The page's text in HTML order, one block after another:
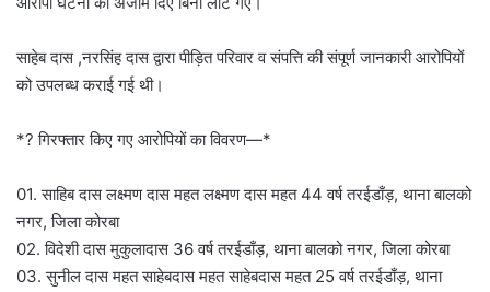
साहेब दास ,नरसिंह दास द्वारा पीड़ित परिवार व संपत्ति की संपूर्ण जानकारी आरोपियों
को उपलब्ध कराई गई थी।
*? गिरफ्तार किए गए आरोपियों का विवरण—*
01. साहिब दास लक्ष्मण दास महत लक्ष्मण दास महत 44 वर्ष तरईडाँड़, थाना बालको
नगर, जिला कोरबा
02. विदेशी दास मुकुलादास 36 वर्ष तरईडाँड़, थाना बालको नगर, जिला कोरबा
03. सुनील दास महत साहेबदास महत साहेबदास महत 25 वर्ष तरईडाँड़, थाना